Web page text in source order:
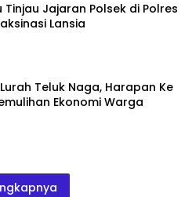
Jajaran Polsek di Polres
Lansia
Teluk Naga, Harapan Ke
Ekonomi Warga